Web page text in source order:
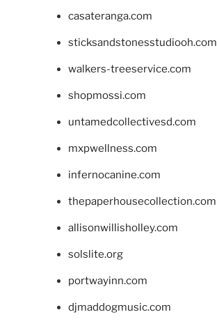
casateranga.com
sticksandstonesstudiooh.com
walkers-treeservice.com
shopmossi.com
untamedcollectivesd.com
mxpwellness.com
infernocanine.com
thepaperhousecollection.com
allisonwillisholley.com
solslite.org
portwayinn.com
djmaddogmusic.com